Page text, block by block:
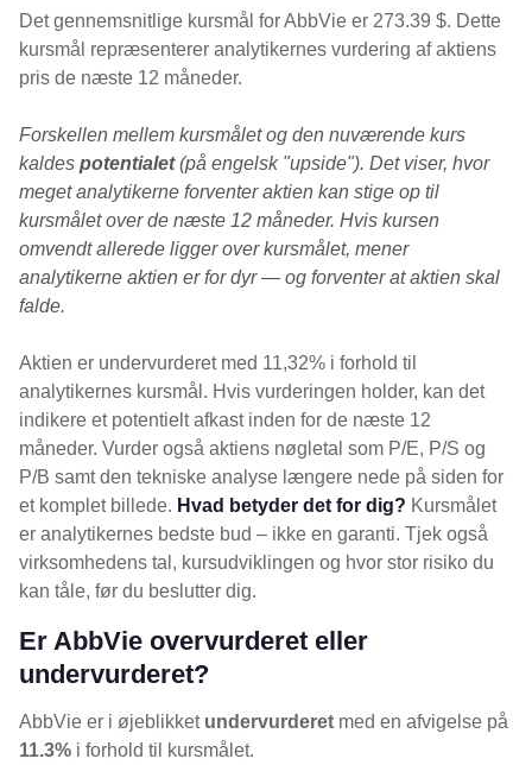
Det gennemsnitlige kursmål for AbbVie er 273.39 $. Dette
kursmål repræsenterer analytikernes vurdering af aktiens
pris de næste 12 måneder.
Forskellen mellem kursmålet og den nuværende kurs
kaldes potentialet(på engelsk "upside"). Det viser, hvor
meget analytikerne forventer aktien kan stige op til
kursmålet over de næste 12 måneder. Hvis kursen
omvendt allerede ligger over kursmålet, mener
analytikerne aktien er for dyr — og forventer at aktien skal
falde.
Aktien er undervurderet med 11,32% i forhold til
analytikernes kursmål. Hvis vurderingen holder, kan det
indikere et potentielt afkast inden for de næste 12
måneder. Vurder også aktiens nøgletal som P/E, P/S og
P/B samt den tekniske analyse længere nede på siden for
et komplet billede. Hvad betyder det for dig? Kursmålet
er analytikernes bedste bud – ikke en garanti. Tjek også
virksomhedens tal, kursudviklingen og hvor stor risiko du
kan tåle, før du beslutter dig.
Er AbbVie overvurderet eller
undervurderet?
AbbVie er i øjeblikket undervurderet med en afvigelse på
11.3% i forhold til kursmålet.